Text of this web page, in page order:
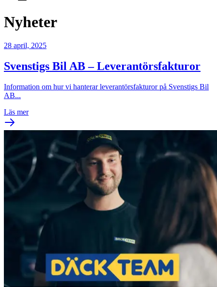
Nyheter
28 april, 2025
Svenstigs Bil AB – Leverantörsfakturor
Information om hur vi hanterar leverantörsfakturor på Svenstigs Bil
AB...
Läs mer